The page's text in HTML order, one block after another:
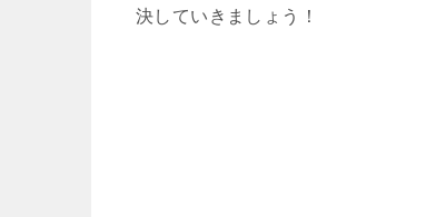
決していきましょう！